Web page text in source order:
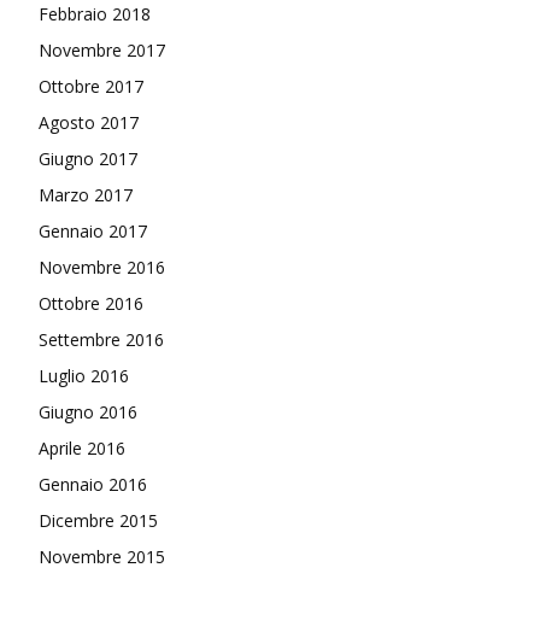
Febbraio 2018
Novembre 2017
Ottobre 2017
Agosto 2017
Giugno 2017
Marzo 2017
Gennaio 2017
Novembre 2016
Ottobre 2016
Settembre 2016
Luglio 2016
Giugno 2016
Aprile 2016
Gennaio 2016
Dicembre 2015
Novembre 2015